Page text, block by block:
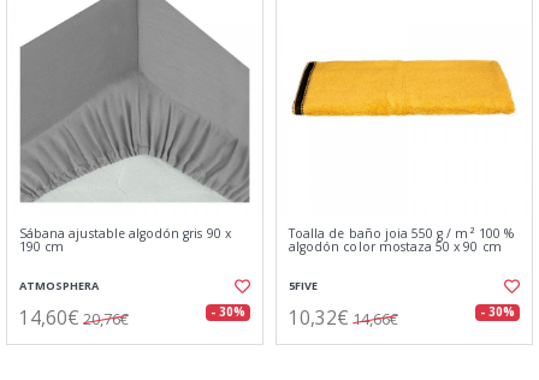
Sábana ajustable algodón gris 90 x
190 cm
ATMOSPHERA
14,60€ 20,76€ - 30%
Toalla de baño joia 550 g / m² 100 %
algodón color mostaza 50 x 90 cm
5FIVE
10,32€ 14,66€ - 30%